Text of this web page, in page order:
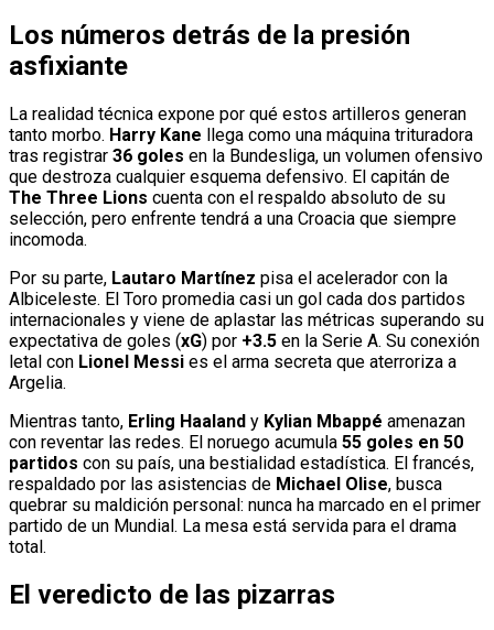
Los números detrás de la presión
asfixiante
La realidad técnica expone por qué estos artilleros generan
tanto morbo. Harry Kane llega como una máquina trituradora
tras registrar 36 goles en la Bundesliga, un volumen ofensivo
que destroza cualquier esquema defensivo. El capitán de
The Three Lions cuenta con el respaldo absoluto de su
selección, pero enfrente tendrá a una Croacia que siempre
incomoda.
Por su parte, Lautaro Martínez pisa el acelerador con la
Albiceleste. El Toro promedia casi un gol cada dos partidos
internacionales y viene de aplastar las métricas superando su
expectativa de goles (xG) por +3.5 en la Serie A. Su conexión
letal con Lionel Messi es el arma secreta que aterroriza a
Argelia.
Mientras tanto, Erling Haaland y Kylian Mbappé amenazan
con reventar las redes. El noruego acumula 55 goles en 50
partidos con su país, una bestialidad estadística. El francés,
respaldado por las asistencias de Michael Olise, busca
quebrar su maldición personal: nunca ha marcado en el primer
partido de un Mundial. La mesa está servida para el drama
total.
El veredicto de las pizarras